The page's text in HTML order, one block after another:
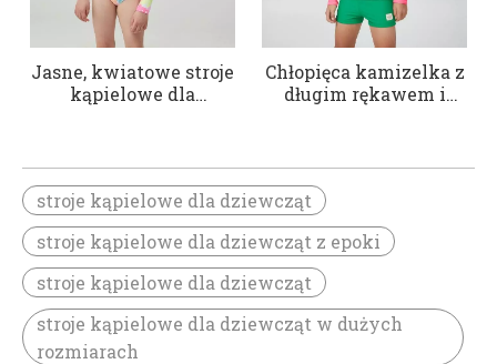
Jasne, kwiatowe stroje
kąpielowe dla
Chłopięca kamizelka z
długim rękawem i
stroje kąpielowe dla dziewcząt
stroje kąpielowe dla dziewcząt z epoki
stroje kąpielowe dla dziewcząt
stroje kąpielowe dla dziewcząt w dużych
rozmiarach